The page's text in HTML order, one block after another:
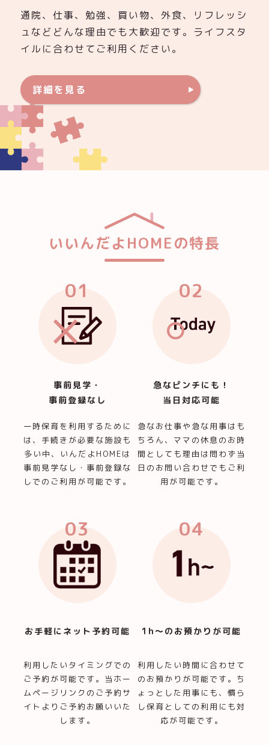
通院、仕事、勉強、買い物、外食、リフレッシ
ュなどどんな理由でも大歓迎です。ライフスタ
イルに合わせてご利用ください。
詳細を見る
いいんだよHOMEの特長
01
事前見学・
事前登録なし
一時保育を利用するために
は、手続きが必要な施設も
多い中、いんだよHOMEは
事前見学なし・事前登録な
しでのご利用が可能です。
02
急なピンチにも！
当日対応可能
急なお仕事や急な用事はも
ちろん、ママの休息のお時
間としても理由は問わず当
日のお問い合わせでもご利
用が可能です。
03
お手軽にネット予約可能
利用したいタイミングでの
ご予約が可能です。当ホー
ムページリンクのご予約サ
イトよりご予約お願いいた
します。
04
1h〜のお預かりが可能
利用したい時間に合わせて
のお預かりが可能です。ち
ょっとした用事にも、慣ら
し保育としての利用にも対
応が可能です。